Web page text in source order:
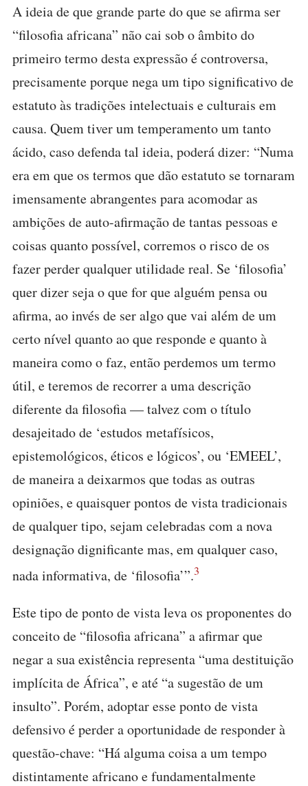
A ideia de que grande parte do que se afirma ser
“filosofia africana” não cai sob o âmbito do
primeiro termo desta expressão é controversa,
precisamente porque nega um tipo significativo de
estatuto às tradições intelectuais e culturais em
causa. Quem tiver um temperamento um tanto
ácido, caso defenda tal ideia, poderá dizer: “Numa
era em que os termos que dão estatuto se tornaram
imensamente abrangentes para acomodar as
ambições de auto-afirmação de tantas pessoas e
coisas quanto possível, corremos o risco de os
fazer perder qualquer utilidade real. Se ‘filosofia’
quer dizer seja o que for que alguém pensa ou
afirma, ao invés de ser algo que vai além de um
certo nível quanto ao que responde e quanto à
maneira como o faz, então perdemos um termo
útil, e teremos de recorrer a uma descrição
diferente da filosofia — talvez com o título
desajeitado de ‘estudos metafísicos,
epistemológicos, éticos e lógicos’, ou ‘EMEEL’,
de maneira a deixarmos que todas as outras
opiniões, e quaisquer pontos de vista tradicionais
de qualquer tipo, sejam celebradas com a nova
designação dignificante mas, em qualquer caso,
nada informativa, de ‘filosofia’”.3
Este tipo de ponto de vista leva os proponentes do
conceito de “filosofia africana” a afirmar que
negar a sua existência representa “uma destituição
implícita de África”, e até “a sugestão de um
insulto”. Porém, adoptar esse ponto de vista
defensivo é perder a oportunidade de responder à
questão-chave: “Há alguma coisa a um tempo
distintamente africano e fundamentalmente